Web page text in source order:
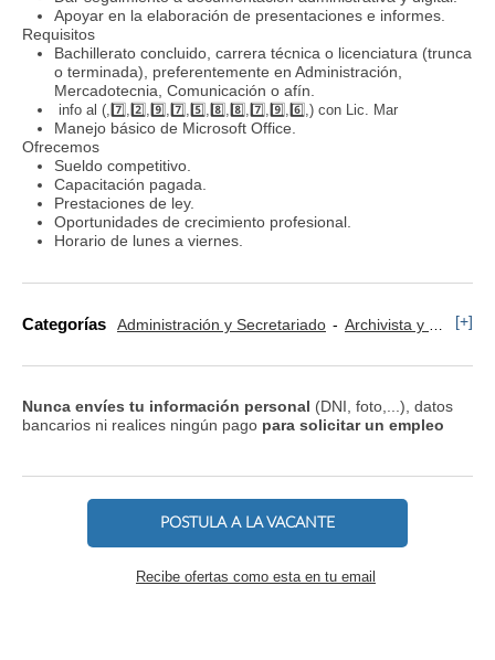
Apoyar en la elaboración de presentaciones e informes.
Requisitos
Bachillerato concluido, carrera técnica o licenciatura (trunca
o terminada), preferentemente en Administración,
Mercadotecnia, Comunicación o afín.
info al (,7️⃣,2️⃣,9️⃣,7️⃣,5️⃣,8️⃣,8️⃣,7️⃣,9️⃣,6️⃣,)con Lic. Mar
Manejo básico de Microsoft Office.
Ofrecemos
Sueldo competitivo.
Capacitación pagada.
Prestaciones de ley.
Oportunidades de crecimiento profesional.
Horario de lunes a viernes.
Categorías Administración y Secretariado Archivista y Manejo de Documentación [+]
Nunca envíes tu información personal (DNI, foto,...), datos
bancarios ni realices ningún pago para solicitar un empleo
POSTULA A LA VACANTE
Recibe ofertas como esta en tu email